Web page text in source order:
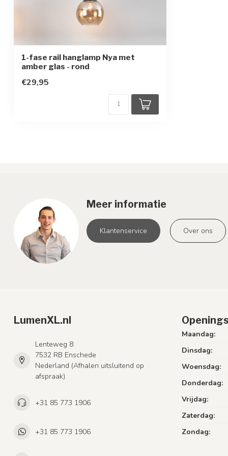
1-fase rail hanglamp Nya met
amber glas - rond
€29,95
Meer informatie
Klantenservice Over ons
LumenXL.nl
Lenteweg 8
7532 RB Enschede
Nederland (Afhalen uitsluitend op
afspraak)
+31 85 773 1906
+31 85 773 1906
Maandag:
Dinsdag:
Woensdag:
Donderdag:
Vrijdag:
Zaterdag:
Zondag: